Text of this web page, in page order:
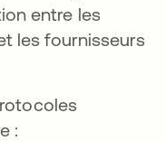
entre les
les fournisseurs
: